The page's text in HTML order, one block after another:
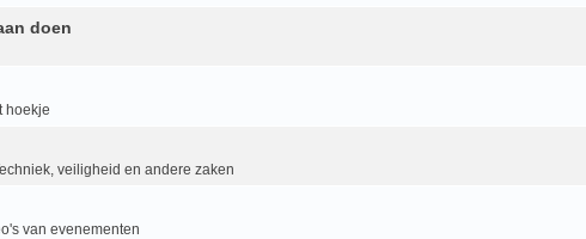
doen
hoekje
veiligheid en andere zaken
van evenementen